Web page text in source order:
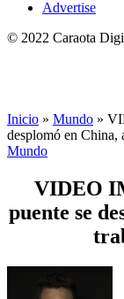
Advertise
© 2022 Caraota
Inicio » Mundo »
desplomó en China,
Mundo
VIDEO
puente se